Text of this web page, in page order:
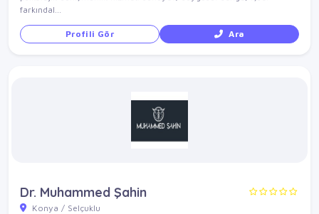
farkındal...
Profili Gör Ara
Dr. Muhammed Şahin
Konya / Selçuklu